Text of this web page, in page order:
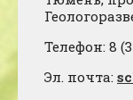
Телефон: 8
Эл. почта: